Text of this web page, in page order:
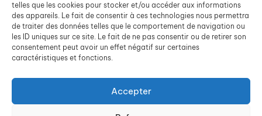
telles que les cookies pour stocker et/ou accéder aux informations
des appareils. Le fait de consentir à ces technologies nous permettra
de traiter des données telles que le comportement de navigation ou
les ID uniques sur ce site. Le fait de ne pas consentir ou de retirer son
consentement peut avoir un effet négatif sur certaines
caractéristiques et fonctions.
Accepter
Van Plurielles 61